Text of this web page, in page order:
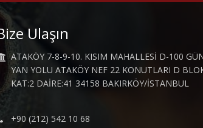
Ulaşın
ATAKÖY 7-8-9-10. KISIM MAHALLESİ D-100
YAN YOLU ATAKÖY NEF 22 KONUTLARI D
KAT:2 DAİRE:41 34158 BAKIRKÖY/İSTANBUL
+90 (212) 542 10 68